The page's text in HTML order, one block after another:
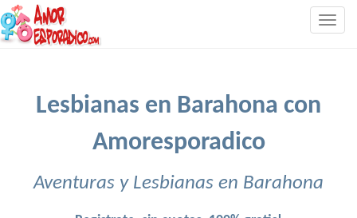
Lesbianas en Barahona con
Amoresporadico
Aventuras y Lesbianas en Barahona